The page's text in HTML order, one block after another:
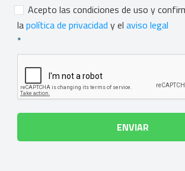
Consentimiento*
Acepto las condiciones de uso y
lapolítica de privacidad y el aviso legal
*